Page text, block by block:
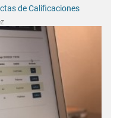
de Calificaciones